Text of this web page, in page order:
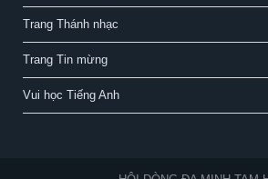
Trang Thánh nhạc
Trang Tin mừng
Vui học Tiếng Anh